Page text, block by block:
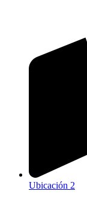
Ubicación 2